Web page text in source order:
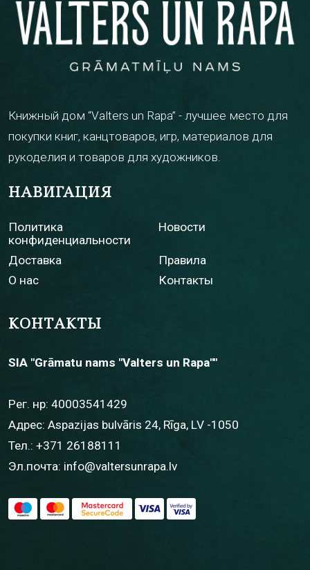
Книжный дом “Valters un Rapa” - лучшее место для
покупки книг, канцтоваров, игр, материалов для
рукоделия и товаров для художников.
НАВИГАЦИЯ
Политика
конфиденциальности
Новости
Доставка
Правила
О нас
Контакты
КОНТАКТЫ
SIA "Grāmatu nams "Valters un Rapa""
Рег. нр: 40003541429
Адрес: Aspazijas bulvāris 24, Rīga, LV -1050
Тел.: +371 26188111
Эл.почта: info@valtersunrapa.lv